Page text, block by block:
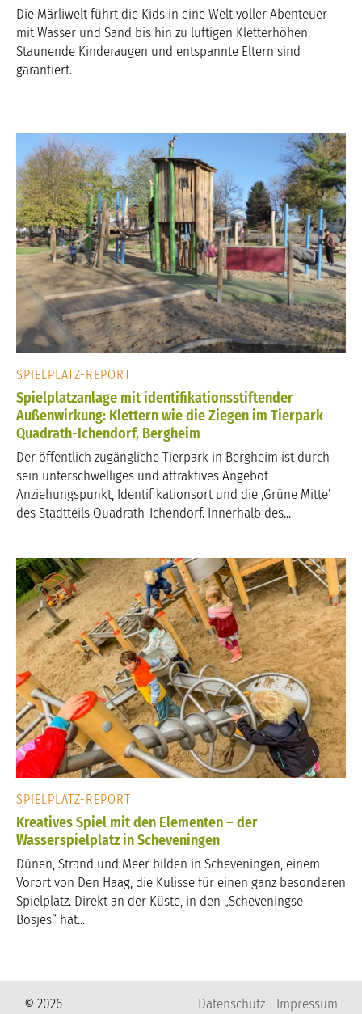
Die Märliwelt führt die Kids in eine Welt voller Abenteuer
mit Wasser und Sand bis hin zu luftigen Kletterhöhen.
Staunende Kinderaugen und entspannte Eltern sind
garantiert.
SPIELPLATZ-REPORT
Spielplatzanlage mit identifikationsstiftender
Außenwirkung: Klettern wie die Ziegen im Tierpark
Quadrath-Ichendorf, Bergheim
Der öffentlich zugängliche Tierpark in Bergheim ist durch
sein unterschwelliges und attraktives Angebot
Anziehungspunkt, Identifikationsort und die ‚Grüne Mitte‘
des Stadtteils Quadrath-Ichendorf. Innerhalb des...
SPIELPLATZ-REPORT
Kreatives Spiel mit den Elementen – der
Wasserspielplatz in Scheveningen
Dünen, Strand und Meer bilden in Scheveningen, einem
Vorort von Den Haag, die Kulisse für einen ganz besonderen
Spielplatz. Direkt an der Küste, in den „Scheveningse
Bosjes“ hat...
© 2026 Datenschutz Impressum